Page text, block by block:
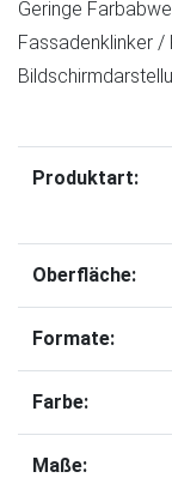
Geringe
Fassadenklinker /
Produktart:
Oberfläche:
Formate:
Farbe:
Maße: